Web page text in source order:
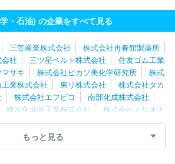
・石油) の企業をすべて見る
三笠産業株式会社
株式会社再春館製薬所
社
三ツ星ベルト株式会社
住友ゴム工業
サキ 株式会社ピカソ美化学研究所
株式
工業株式会社 東リ株式会社
株式会社タカ
株式会社エフピコ
南部化成株式会社
積水化成品工業株式会社
株式会社ミリオナ
ホーユー株式会社
株式会社ナリス化粧
大塚化学株式会社
サカタ
もっと見る